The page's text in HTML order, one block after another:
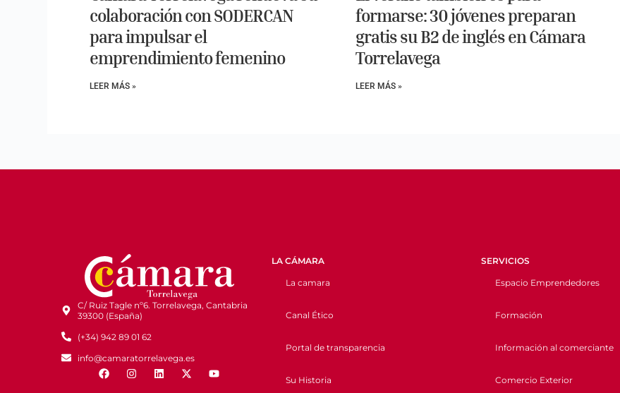
colaboración con SODERCAN
para impulsar el
emprendimiento femenino
LEER MÁS »
formarse: 30 jóvenes preparan
gratis su B2 de inglés en Cámara
Torrelavega
LEER MÁS »
C/ Ruiz Tagle nº6. Torrelavega, Cantabria
39300 (España)
(+34) 942 89 01 62
info@camaratorrelavega.es
LA CÁMARA
La camara
Canal Ético
Portal de transparencia
Su Historia
SERVICIOS
Espacio Emprendedores
Formación
Información al comerciante
Comercio Exterior